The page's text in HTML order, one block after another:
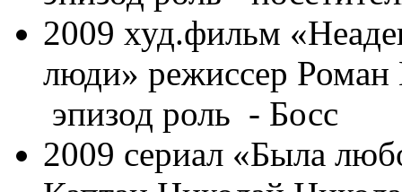
2009 худ.фильм
люди» режиссер
эпизод роль - Босс
2009 сериал «Была